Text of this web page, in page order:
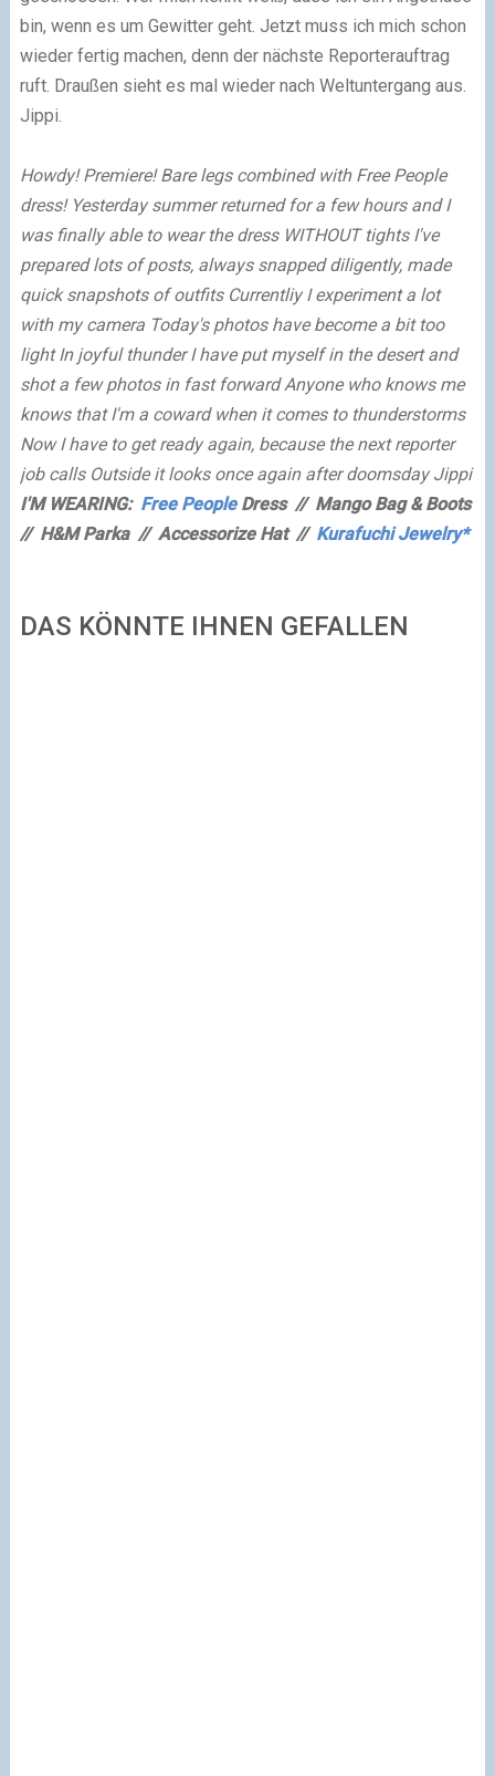
bin, wenn es um Gewitter geht. Jetzt muss ich mich schon
wieder fertig machen, denn der nächste Reporterauftrag
ruft. Draußen sieht es mal wieder nach Weltuntergang aus.
Jippi.
Howdy! Premiere! Bare legs combined with Free People
dress! Yesterday summer returned for a few hours and I
was finally able to wear the dress WITHOUT tights I've
preparedlots of posts, always snapped diligently, made
quick snapshots of outfits Currentliy Iexperiment a lot
with my camera Today's photos have become a bit too
light In joyful thunder I have put myself in the desert and
shot a few photos in fast forward Anyone who knows me
knows that I'm a coward when it comes to thunderstorms
Now I have to get ready again, because the next reporter
job calls Outside it looks once again after doomsday Jippi
I'M WEARING: Free PeopleDress // Mango Bag & Boots
// H&M Parka // Accessorize Hat // Kurafuchi Jewelry*
DAS KÖNNTE IHNEN GEFALLEN